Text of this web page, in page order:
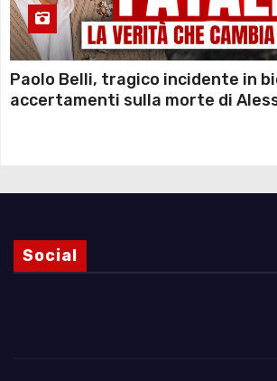
Paolo Belli, tragico incidente in
accertamenti sulla morte di
Social